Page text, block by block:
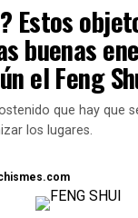
Estos
buenas
el Feng
que hay que
los lugares.